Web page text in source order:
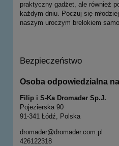
praktyczny gadżet, ale również
każdym dniu. Poczuj się
naszym uroczym brelokiem
Bezpieczeństwo
Osoba odpowiedzialna
Filip i S-Ka Dromader Sp.J.
Pojezierska 90
91-341 Łódź, Polska
dromader@dromader.com.pl
426122318